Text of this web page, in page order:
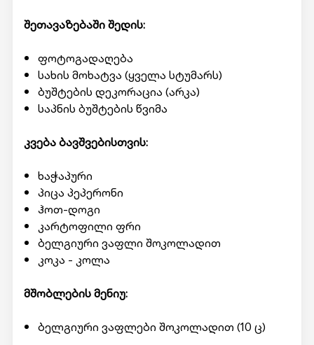
შეთავაზებაში შედის:
ფოტოგადაღება
სახის მოხატვა (ყველა სტუმარს)
ბუშტების დეკორაცია (არკა)
საპნის ბუშტების წვიმა
კვება ბავშვებისთვის:
ხაჭაპური
პიცა პეპერონი
ჰოთ-დოგი
კარტოფილი ფრი
ბელგიური ვაფლი შოკოლადით
კოკა - კოლა
მშობლების მენიუ:
ბელგიური ვაფლები შოკოლადით (10 ც)